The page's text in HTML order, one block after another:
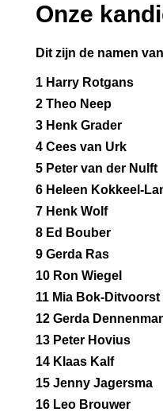
Onze
Dit zijn de namen
1 Harry Rotgans
2 Theo Neep
3 Henk Grader
4 Cees van Urk
5 Peter van der Nulft
6 Heleen Kokkeel-
7 Henk Wolf
8 Ed Bouber
9 Gerda Ras
10 Ron Wiegel
11 Mia Bok-Ditvoorst
12 Gerda
13 Peter Hovius
14 Klaas Kalf
15 Jenny Jagersma
16 Leo Brouwer